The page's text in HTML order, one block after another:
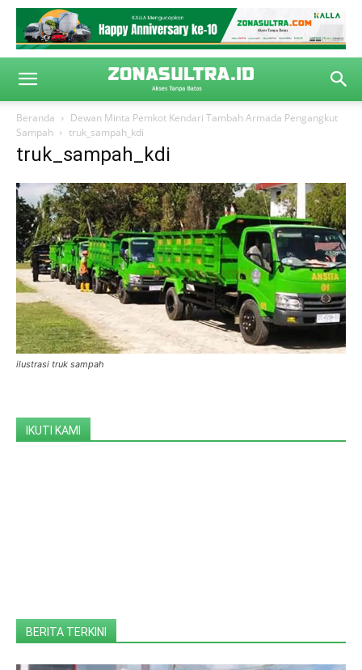
Beranda
Dewan Minta Pemkot Kendari Tambah Armada Pengangkut
Sampah
truk_sampah_kdi
truk_sampah_kdi
ilustrasi truk sampah
IKUTI KAMI
BERITA TERKINI